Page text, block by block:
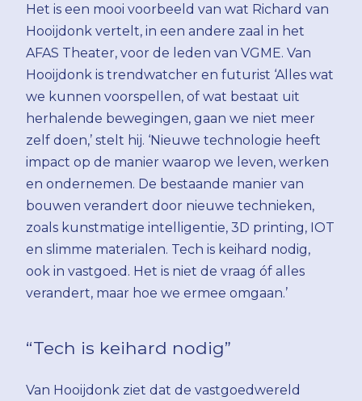
Het is een mooi voorbeeld van wat Richard van
Hooijdonk vertelt, in een andere zaal in het
AFAS Theater, voor de leden van VGME. Van
Hooijdonk is trendwatcher en futurist ‘Alles wat
we kunnen voorspellen, of wat bestaat uit
herhalende bewegingen, gaan we niet meer
zelf doen,’ stelt hij. ‘Nieuwe technologie heeft
impact op de manier waarop we leven, werken
en ondernemen. De bestaande manier van
bouwen verandert door nieuwe technieken,
zoals kunstmatige intelligentie, 3D printing, IOT
en slimme materialen. Tech is keihard nodig,
ook in vastgoed. Het is niet de vraag óf alles
verandert, maar hoe we ermee omgaan.’
“Tech is keihard nodig”
Van Hooijdonk ziet dat de vastgoedwereld